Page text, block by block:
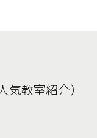
教室紹介）